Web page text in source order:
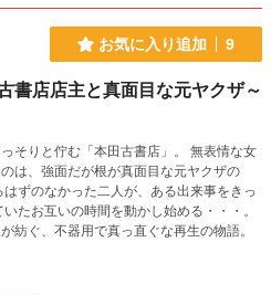
お気に入り追加 9
書店店主と真面目な元ヤクザ～
そりと佇む「本田古書店」。 無表情な女
は、強面だが根が真面目な元ヤクザの
はずのなかった二人が、ある出来事をきっ
たお互いの時間を動かし始める・・・。
紡ぐ、不器用で真っ直ぐな再生の物語。